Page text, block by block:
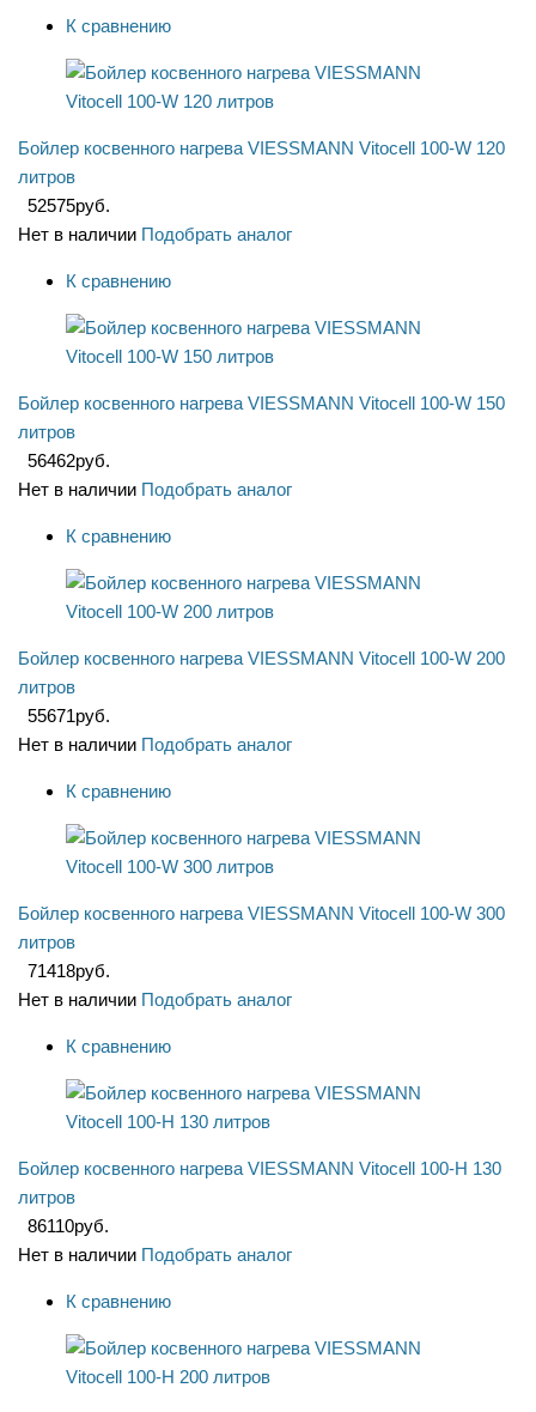
К сравнению
Бойлер косвенного нагрева VIESSMANN Vitocell 100-W 120
литров
52575руб.
Нет в наличии Подобрать аналог
К сравнению
Бойлер косвенного нагрева VIESSMANN Vitocell 100-W 150
литров
56462руб.
Нет в наличии Подобрать аналог
К сравнению
Бойлер косвенного нагрева VIESSMANN Vitocell 100-W 200
литров
55671руб.
Нет в наличии Подобрать аналог
К сравнению
Бойлер косвенного нагрева VIESSMANN Vitocell 100-W 300
литров
71418руб.
Нет в наличии Подобрать аналог
К сравнению
Бойлер косвенного нагрева VIESSMANN Vitocell 100-Н 130
литров
86110руб.
Нет в наличии Подобрать аналог
К сравнению